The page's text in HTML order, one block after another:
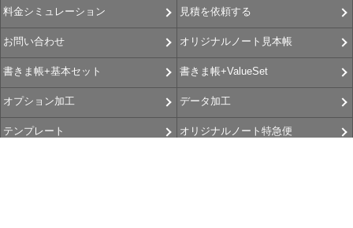
料金シミュレーション 見積を依頼する
お問い合わせ オリジナルノート見本帳
書きま帳+基本セット 書きま帳+ValueSet
オプション加工 データ加工
テンプレート オリジナルノート特急便